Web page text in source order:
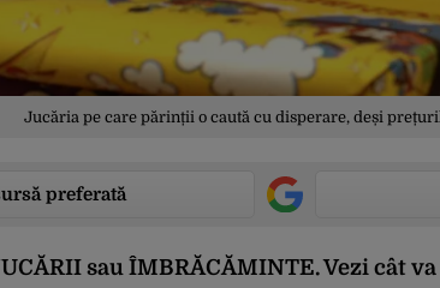
Jucăria pe care părinții o caută cu disperare, deși
preferată
sau ÎMBRĂCĂMINTE. Vezi cât